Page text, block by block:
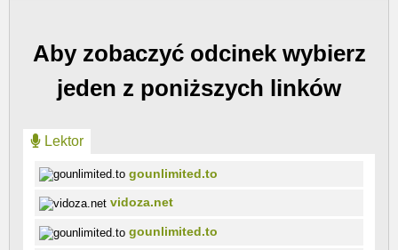
Aby zobaczyć odcinek wybierz
jeden z poniższych linków
Lektor
gounlimited.to
vidoza.net
gounlimited.to